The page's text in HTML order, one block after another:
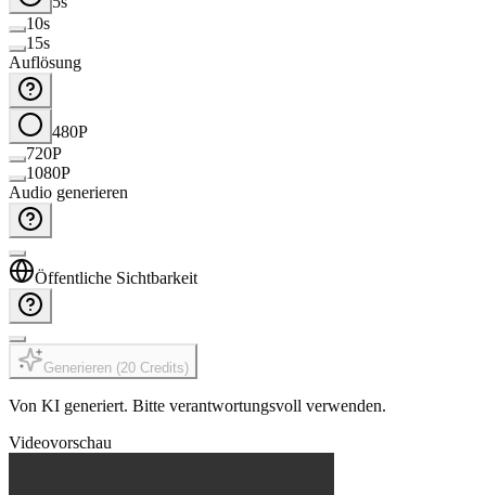
10s
15s
Auflösung
480P
720P
1080P
Audio generieren
Öffentliche Sichtbarkeit
Generieren (20 Credits)
Von KI generiert. Bitte verantwortungsvoll verwenden.
Videovorschau